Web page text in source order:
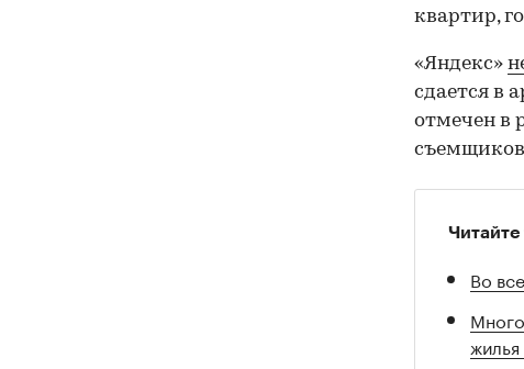
квартир,
«Яндекс»
сдается в
отмечен в
Читайте
Во